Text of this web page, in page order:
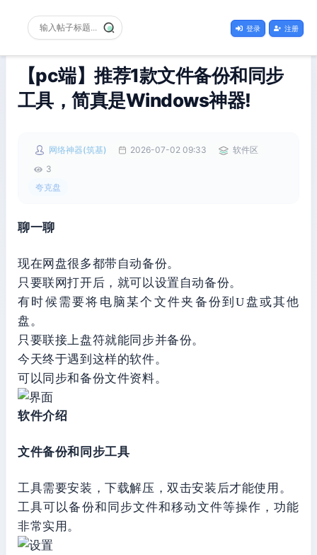
登录 注册
【pc端】推荐1款文件备份和同步
工具，简真是Windows神器!
网络神器(筑基) 2026-07-02 09:33
软件区
3
夸克盘
聊一聊
现在网盘很多都带自动备份。
只要联网打开后，就可以设置自动备份。
有时候需要将电脑某个文件夹备份到U盘或其他
盘。
只要联接上盘符就能同步并备份。
今天终于遇到这样的软件。
可以同步和备份文件资料。
软件介绍
文件备份和同步工具
工具需要安装，下载解压，双击安装后才能使用。
工具可以备份和同步文件和移动文件等操作，功能
非常实用。